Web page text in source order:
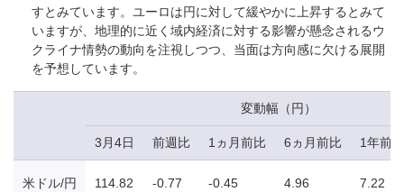
すとみています。ユーロは円に対して緩やかに上昇するとみて
いますが、地理的に近く域内経済に対する影響が懸念されるウ
クライナ情勢の動向を注視しつつ、当面は方向感に欠ける展開
を予想しています。
変動幅（円）
3月4日 前週比 1ヵ月前比 6ヵ月前比 1年前比
米ドル/円 114.82 -0.77 -0.45 4.96 7.22